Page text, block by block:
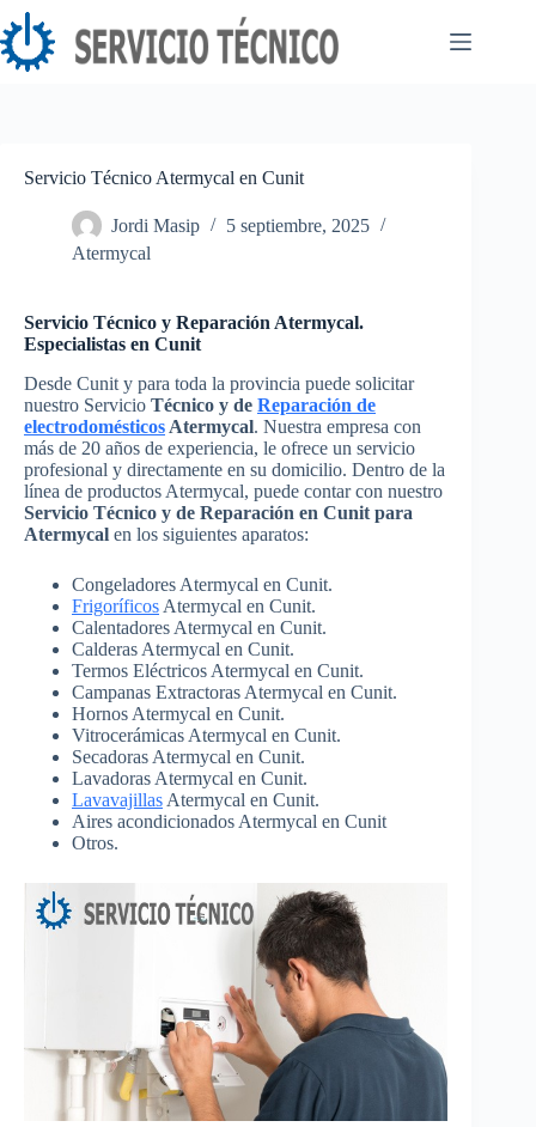
Saltar
al
contenido
Servicio Técnico Atermycal en Cunit
Jordi Masip
5 septiembre, 2025
Atermycal
Servicio Técnico y Reparación Atermycal.
Especialistas en Cunit
Desde Cunit y para toda la provincia puede solicitar
nuestro Servicio Técnico y de Reparación de
electrodomésticos Atermycal. Nuestra empresa con
más de 20 años de experiencia, le ofrece un servicio
profesional y directamente en su domicilio. Dentro de la
línea de productos Atermycal, puede contar con nuestro
Servicio Técnico y de Reparación en Cunit para
Atermycal en los siguientes aparatos:
Congeladores Atermycal en Cunit.
Frigoríficos Atermycal en Cunit.
Calentadores Atermycal en Cunit.
Calderas Atermycal en Cunit.
Termos Eléctricos Atermycal en Cunit.
Campanas Extractoras Atermycal en Cunit.
Hornos Atermycal en Cunit.
Vitrocerámicas Atermycal en Cunit.
Secadoras Atermycal en Cunit.
Lavadoras Atermycal en Cunit.
Lavavajillas Atermycal en Cunit.
Aires acondicionados Atermycal en Cunit
Otros.